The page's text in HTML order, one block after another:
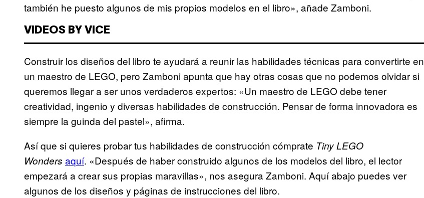
también he puesto algunos de mis propios modelos en el libro», añade Zamboni.
VIDEOS BY VICE
Construir los diseños del libro te ayudará a reunir las habilidades técnicas para convertirte en
un maestro de LEGO, pero Zamboni apunta que hay otras cosas que no podemos olvidar si
queremos llegar a ser unos verdaderos expertos: «Un maestro de LEGO debe tener
creatividad, ingenio y diversas habilidades de construcción. Pensar de forma innovadora es
siempre la guinda del pastel», afirma.
Así que si quieres probar tus habilidades de construcción cómprate Tiny LEGO
Wonders aquí. «Después de haber construido algunos de los modelos del libro, el lector
empezará a crear sus propias maravillas», nos asegura Zamboni. Aquí abajo puedes ver
algunos de los diseños y páginas de instrucciones del libro.